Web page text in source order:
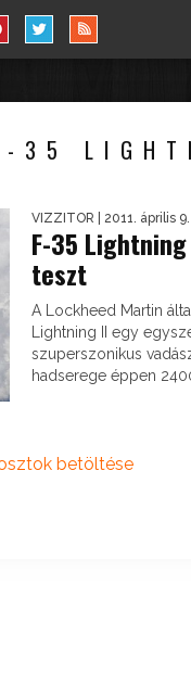
35
VIZZITOR | 2011. április
F-35
teszt
A Lockheed Martin
Lightning II egy
szuperszonikus
hadserege éppen
betöltése